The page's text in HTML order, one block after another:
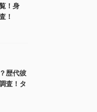
！身
！
歴代彼
査！タ